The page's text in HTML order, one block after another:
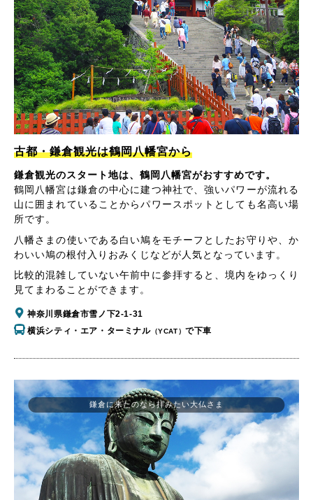
古都・鎌倉観光は鶴岡八幡宮から
鎌倉観光のスタート地は、鶴岡八幡宮がおすすめです。
鶴岡八幡宮は鎌倉の中心に建つ神社で、強いパワーが流れる
山に囲まれていることからパワースポットとしても名高い場
所です。
八幡さまの使いである白い鳩をモチーフとしたお守りや、か
わいい鳩の根付入りおみくじなどが人気となっています。
比較的混雑していない午前中に参拝すると、境内をゆっくり
見てまわることができます。
神奈川県鎌倉市雪ノ下2-1-31
横浜シティ・エア・ターミナル（YCAT）で下車
鎌倉に来たのなら拝みたい大仏さま